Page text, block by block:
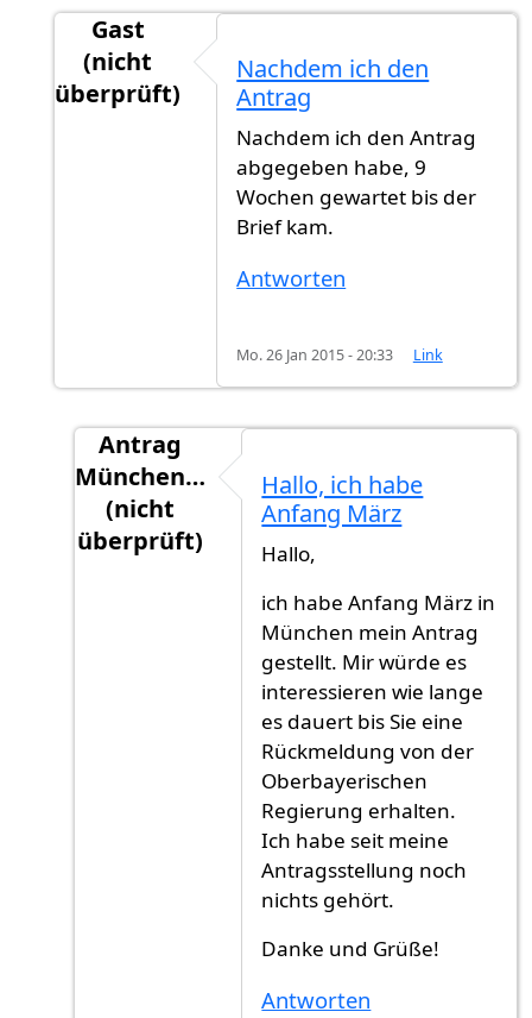
Gast
(nicht
überprüft)
Hi Wann Haben sie ihre Antrag
Nachdem ich den
Antrag
Nachdem ich den Antrag
abgegeben habe, 9
Wochen gewartet bis der
Brief kam.
Antworten
Mo. 26 Jan 2015 - 20:33 Link
Antrag
München…
(nicht
überprüft)
Nachdem ich den Antrag
Hallo, ich habe
Anfang März
Hallo,
ich habe Anfang März in
München mein Antrag
gestellt. Mir würde es
interessieren wie lange
es dauert bis Sie eine
Rückmeldung von der
Oberbayerischen
Regierung erhalten.
Ich habe seit meine
Antragsstellung noch
nichts gehört.
Danke und Grüße!
Antworten